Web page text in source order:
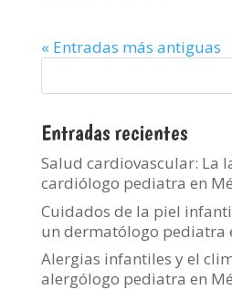
« Entradas más antiguas
Entradas recientes
Salud cardiovascular: La
cardiólogo pediatra en
Cuidados de la piel
un dermatólogo pediatra
Alergias infantiles y el
alergólogo pediatra en